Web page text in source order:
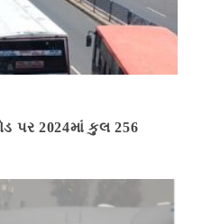
પર 2024માં કુલ 256